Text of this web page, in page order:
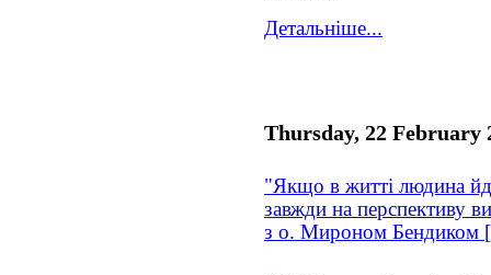
Детальніше...
Thursday, 22 February
"Якщо в житті людина
завжди на перспективу
з о. Мироном Бендиком